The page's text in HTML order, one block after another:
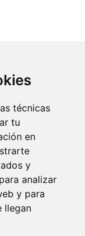
técnicas
tu
en
y
analizar
y para
llegan
Norte C.P. 08810
740 4476, 555 740
DEL CENTRO,